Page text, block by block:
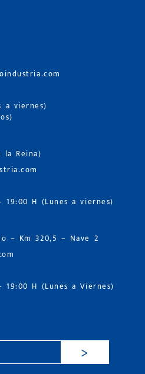
a viernes)
la Reina)
H (Lunes a viernes)
– Km 320,5 – Nave 2
H (Lunes a Viernes)
>